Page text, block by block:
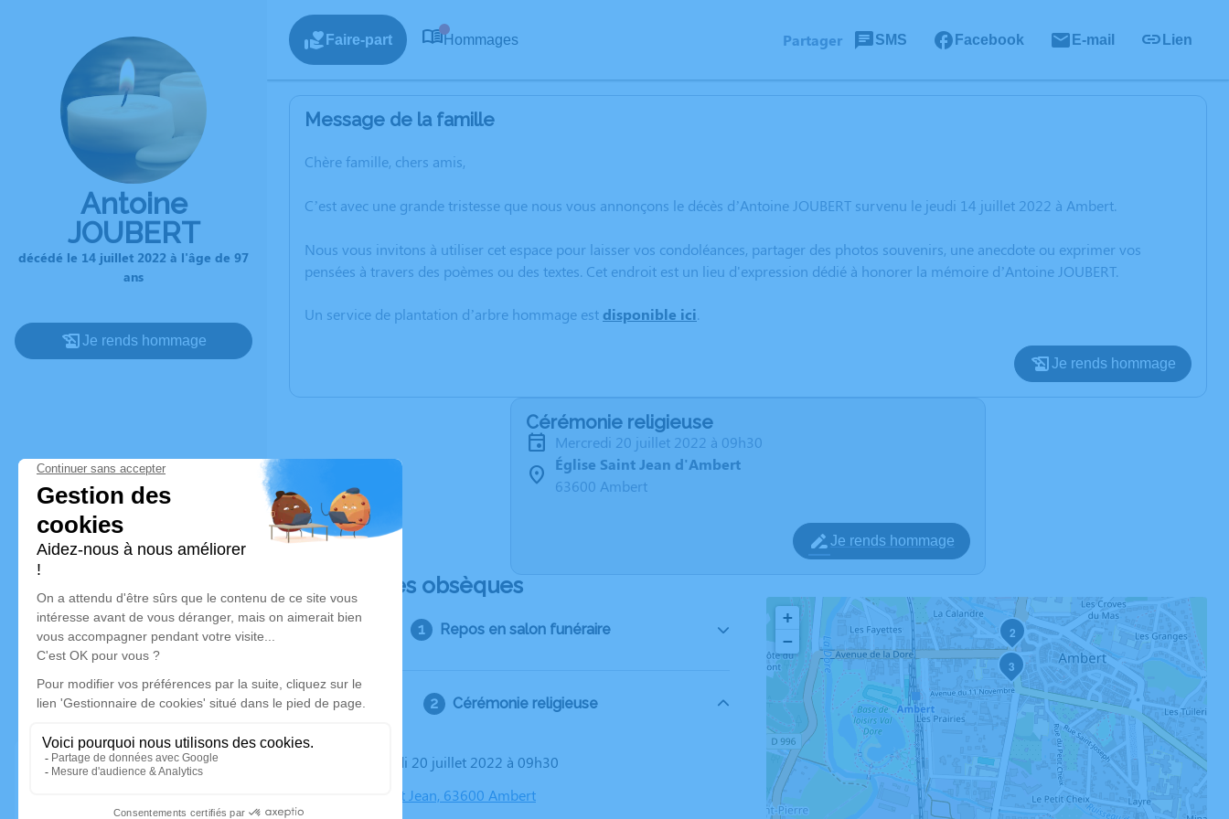
Antoine
JOUBERT
décédé le 14 juillet 2022 à l'âge de 97
ans
Je rends hommage
Faire-part Hommages Partager SMS Facebook E-mail Lien
Message de la famille
Chère famille, chers amis,
C’est avec une grande tristesse que nous vous annonçons le décès d’Antoine JOUBERT survenu le jeudi 14 juillet 2022 à Ambert.
Nous vous invitons à utiliser cet espace pour laisser vos condoléances, partager des photos souvenirs, une anecdote ou exprimer vos
pensées à travers des poèmes ou des textes. Cet endroit est un lieu d'expression dédié à honorer la mémoire d’Antoine JOUBERT.
Un service de plantation d’arbre hommage est disponible ici.
Je rends hommage
Cérémonie religieuse
mercredi 20 juillet 2022 à 09h30
Église Saint Jean d'Ambert
63600 Ambert
Je rends hommage
Déroulé des obsèques
Repos en salon funéraire
Cérémonie religieuse
Le mercredi 20 juillet 2022 à 09h30
Église Saint Jean, 63600 Ambert
2
3
+
−